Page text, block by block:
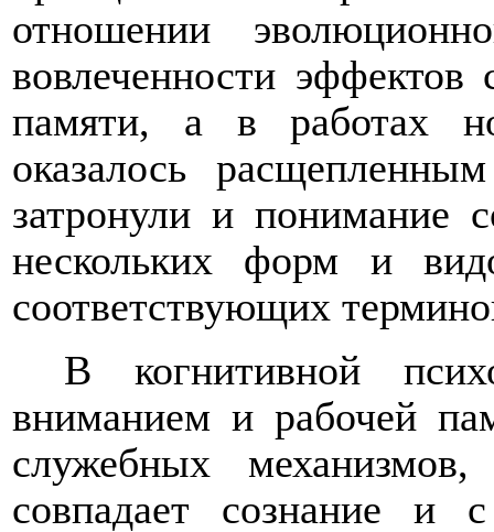
отношении
вовлеченности эффектов
памяти, а в работах
оказалось
затронули и понимание
нескольких форм и
соответствующих
В когнитивной
вниманием и рабочей
служебных
совпадает сознание и